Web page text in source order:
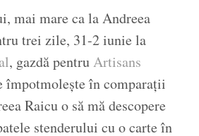
mai mare ca la Andreea
trei zile, 31-2 iunie la
, gazdă pentruArtisans
împotmolește în comparații
Raicu o să mă descopere
stenderului cu o carte în